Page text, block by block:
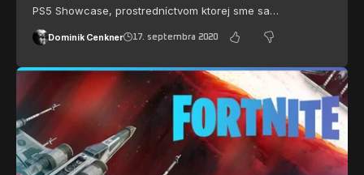
PS5 Showcase, prostredníctvom ktorej sme sa…
Dominik Cenkner 17. septembra 2020